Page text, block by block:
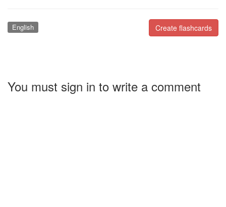
Create flashcards
English
You must sign in to write a comment